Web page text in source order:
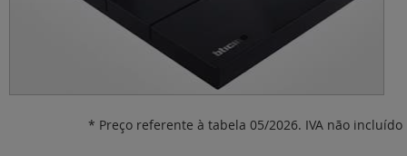
* Preço referente à tabela 05/2026. IVA não incluído